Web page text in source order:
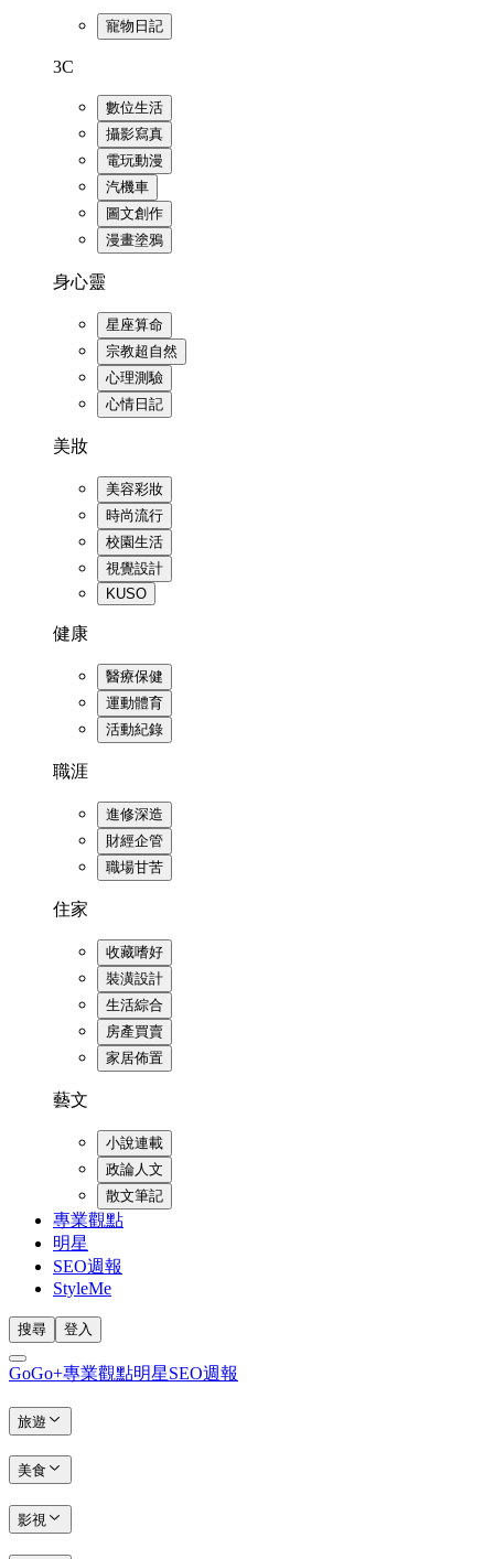
寵物日記
3C
數位生活
攝影寫真
電玩動漫
汽機車
圖文創作
漫畫塗鴉
身心靈
星座算命
宗教超自然
心理測驗
心情日記
美妝
美容彩妝
時尚流行
校園生活
視覺設計
KUSO
健康
醫療保健
運動體育
活動紀錄
職涯
進修深造
財經企管
職場甘苦
住家
收藏嗜好
裝潢設計
生活綜合
房產買賣
家居佈置
藝文
小說連載
政論人文
散文筆記
專業觀點
明星
SEO週報
StyleMe
搜尋 登入
GoGo+專業觀點明星SEO週報
旅遊
美食
影視